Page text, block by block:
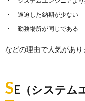
逼迫した納期が少ない
勤務場所が同じである
などの理由で人気があり
SE（システム